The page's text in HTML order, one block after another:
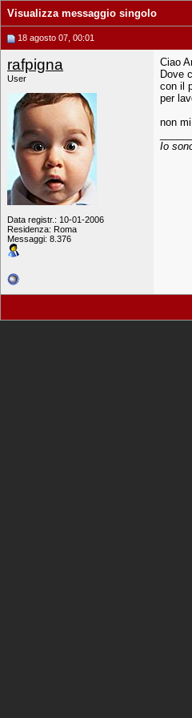
Visualizza messaggio singolo
18 agosto 07, 00:01
rafpigna
User
Data registr.: 10-01-2006
Residenza: Roma
Messaggi: 8.376
Ciao
Dove
con il
per
non
Io